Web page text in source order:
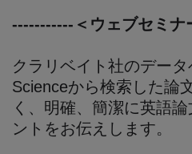
-----------＜ウェブセミナ
クラリベイト社のデー
Scienceから検索した論
く、明確、簡潔に英語
ントをお伝えします。